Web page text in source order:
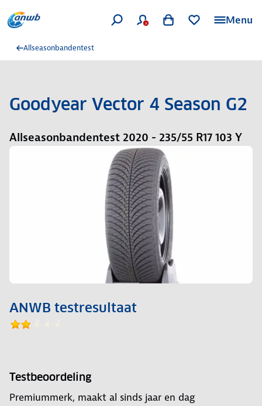
Menu
Allseasonbandentest
Goodyear Vector 4 Season G2
Allseasonbandentest 2020 - 235/55 R17 103 Y
ANWB testresultaat
Testbeoordeling
Premiummerk, maakt al sinds jaar en dag